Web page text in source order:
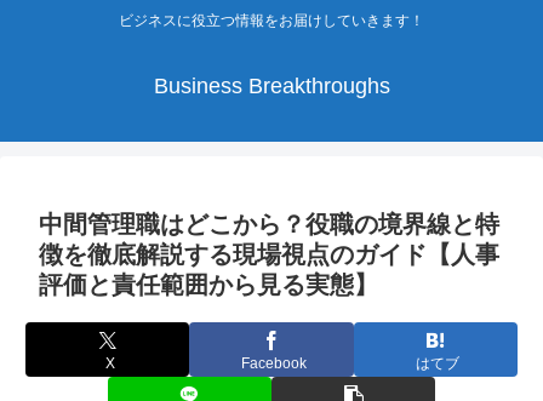
ビジネスに役立つ情報をお届けしていきます！
Business Breakthroughs
中間管理職はどこから？役職の境界線と特
徴を徹底解説する現場視点のガイド【人事
評価と責任範囲から見る実態】
X Facebook はてブ